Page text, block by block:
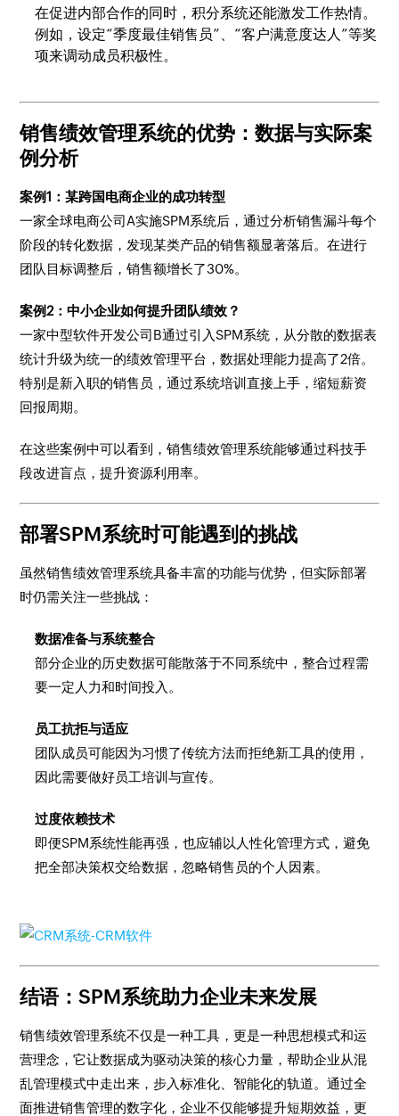
在促进内部合作的同时，积分系统还能激发工作热情。
例如，设定“季度最佳销售员”、“客户满意度达人”等奖
项来调动成员积极性。
销售绩效管理系统的优势：数据与实际案
例分析
案例1：某跨国电商企业的成功转型
一家全球电商公司A实施SPM系统后，通过分析销售漏斗每个
阶段的转化数据，发现某类产品的销售额显著落后。在进行
团队目标调整后，销售额增长了30%。
案例2：中小企业如何提升团队绩效？
一家中型软件开发公司B通过引入SPM系统，从分散的数据表
统计升级为统一的绩效管理平台，数据处理能力提高了2倍。
特别是新入职的销售员，通过系统培训直接上手，缩短薪资
回报周期。
在这些案例中可以看到，销售绩效管理系统能够通过科技手
段改进盲点，提升资源利用率。
部署SPM系统时可能遇到的挑战
虽然销售绩效管理系统具备丰富的功能与优势，但实际部署
时仍需关注一些挑战：
数据准备与系统整合
部分企业的历史数据可能散落于不同系统中，整合过程需
要一定人力和时间投入。
员工抗拒与适应
团队成员可能因为习惯了传统方法而拒绝新工具的使用，
因此需要做好员工培训与宣传。
过度依赖技术
即便SPM系统性能再强，也应辅以人性化管理方式，避免
把全部决策权交给数据，忽略销售员的个人因素。
结语：SPM系统助力企业未来发展
销售绩效管理系统不仅是一种工具，更是一种思想模式和运
营理念，它让数据成为驱动决策的核心力量，帮助企业从混
乱管理模式中走出来，步入标准化、智能化的轨道。通过全
面推进销售管理的数字化，企业不仅能够提升短期效益，更